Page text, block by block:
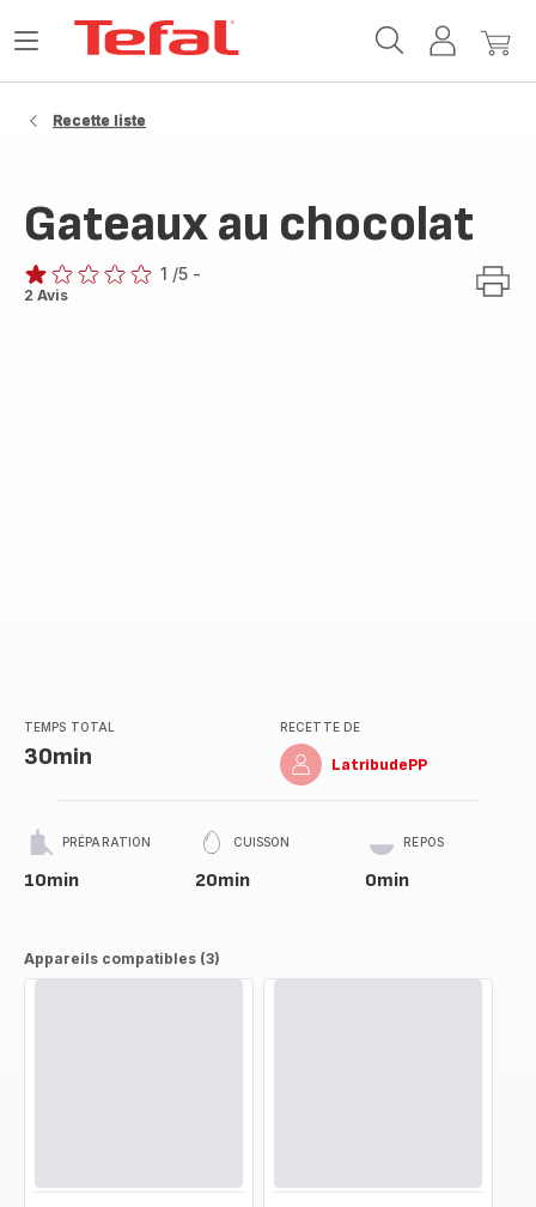
MonMon
Ouvrir
Recette liste
Gateaux au chocolat
Avis
1 /5 -
2 Avis
TEMPS TOTAL
30min
RECETTE DE
LatribudePP
PRÉPARATION
10min
CUISSON
20min
REPOS
0min
Appareils compatibles (3)